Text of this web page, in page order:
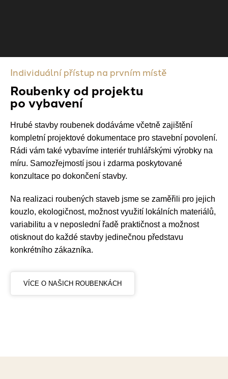
Individuální přístup na prvním místě
Roubenky od projektu
po vybavení
Hrubé stavby roubenek dodáváme včetně zajištění
kompletní projektové dokumentace pro stavební povolení.
Rádi vám také vybavíme interiér truhlářskými výrobky na
míru. Samozřejmostí jsou i zdarma poskytované
konzultace po dokončení stavby.
Na realizaci roubených staveb jsme se zaměřili pro jejich
kouzlo, ekologičnost, možnost využití lokálních materiálů,
variabilitu a v neposlední řadě praktičnost a možnost
otisknout do každé stavby jedinečnou představu
konkrétního zákazníka.
VÍCE O NAŠICH ROUBENKÁCH